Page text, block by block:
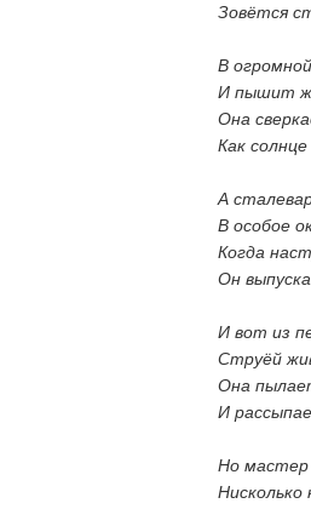
Зовётся
В
И пышит
Она
Как
А
В особое
Когда
Он
И вот из
Струёй
Она
И
Но мастер
Нисколько